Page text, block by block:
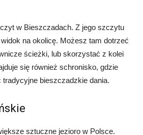
w Bieszczadach. Z jego szczytu
na okolicę. Możesz tam dotrzeć
ścieżki, lub skorzystać z kolei
się również schronisko, gdzie
bieszczadzkie dania.
sztuczne jezioro w Polsce.